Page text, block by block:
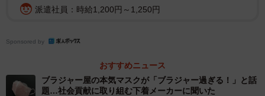
円のクッキー（チョコ入り）を注文した様子なので、合計1
ュースばかりですが、こんな時に笑ってもらえて良かっ
た。みんな、いつもありがとう」「俺は今晩のコーヒーで
派遣社員：時給1,200円～1,250円
Sponsored by
おすすめニュース
ブラジャー屋の本気マスクが「ブラジャー過ぎる！」と話
題…社会貢献に取り組む下着メーカーに聞いた